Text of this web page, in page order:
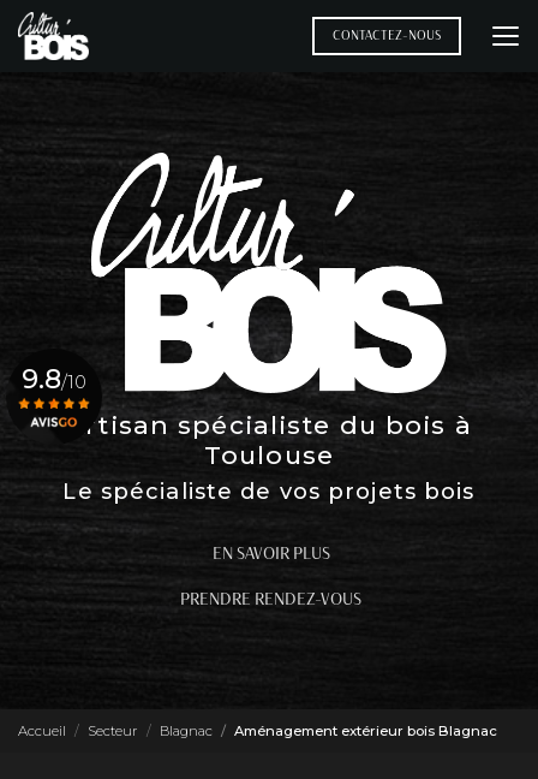
Aller
au
contenu
CONTACTEZ-NOUS
Artisan spécialiste du bois à
Toulouse
Le spécialiste de vos projets bois
EN SAVOIR PLUS
PRENDRE RENDEZ-VOUS
9.8/10
Accueil Secteur Blagnac Aménagement extérieur bois Blagnac